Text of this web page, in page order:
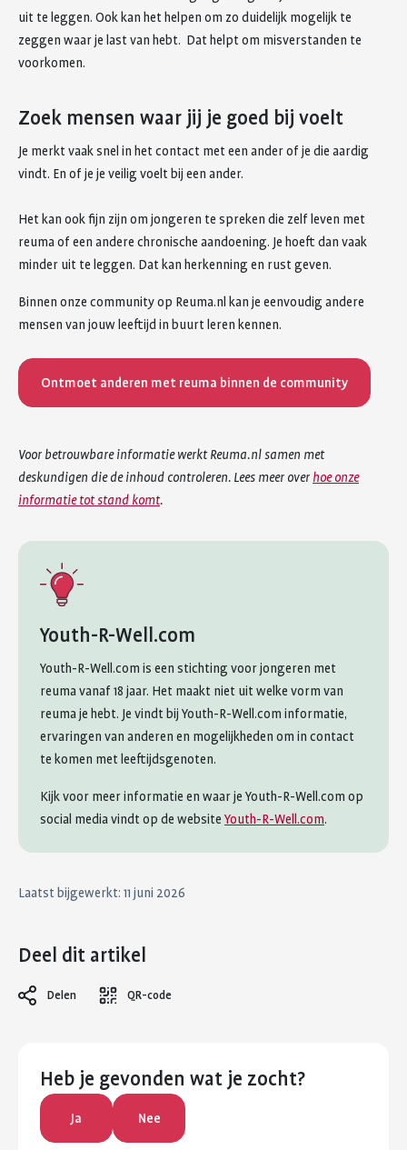
uit te leggen. Ook kan het helpen om zo duidelijk mogelijk te
zeggen waar je last van hebt. Dat helpt om misverstanden te
voorkomen.
Zoek mensen waar jij je goed bij voelt
Je merkt vaak snel in het contact met een ander of je die aardig
vindt. En of je je veilig voelt bij een ander.
Het kan ook fijn zijn om jongeren te spreken die zelf leven met
reuma of een andere chronische aandoening. Je hoeft dan vaak
minder uit te leggen. Dat kan herkenning en rust geven.
Binnen onze community op Reuma.nl kan je eenvoudig andere
mensen van jouw leeftijd in buurt leren kennen.
Ontmoet anderen met reuma binnen de community
Voor betrouwbare informatie werkt Reuma.nl samen met
deskundigen die de inhoud controleren. Lees meer over hoe onze
informatie tot stand komt.
Youth-R-Well.com
Youth-R-Well.com is een stichting voor jongeren met
reuma vanaf 18 jaar. Het maakt niet uit welke vorm van
reuma je hebt. Je vindt bij Youth-R-Well.com informatie,
ervaringen van anderen en mogelijkheden om in contact
te komen met leeftijdsgenoten.
Kijk voor meer informatie en waar je Youth-R-Well.com op
social media vindt op de website Youth-R-Well.com.
Laatst bijgewerkt: 11 juni 2026
Deel dit artikel
Delen QR-code
Heb je gevonden wat je zocht?
Ja Nee